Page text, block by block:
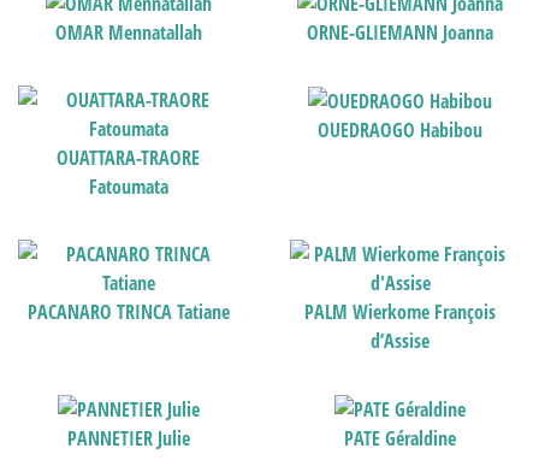
OMAR Mennatallah ORNE-GLIEMANN Joanna
OUATTARA-TRAORE
Fatoumata
OUEDRAOGO Habibou
PACANARO TRINCA Tatiane
PALM Wierkome François
d’Assise
PANNETIER Julie PATE Géraldine